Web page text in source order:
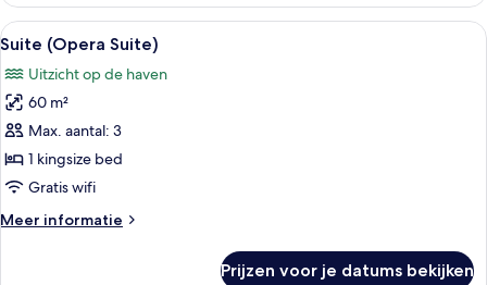
(Fitness
and
Spa)
Alle
foto's
voor
Suite
(Opera
Suite)
laden
Een hotelkamer met een groot bed,
7
Suite (Opera Suite)
Uitzicht op de haven
60 m²
Max. aantal: 3
1 kingsize bed
Gratis wifi
Meer informatie
Meer
Prijzen voor je datums bekijken